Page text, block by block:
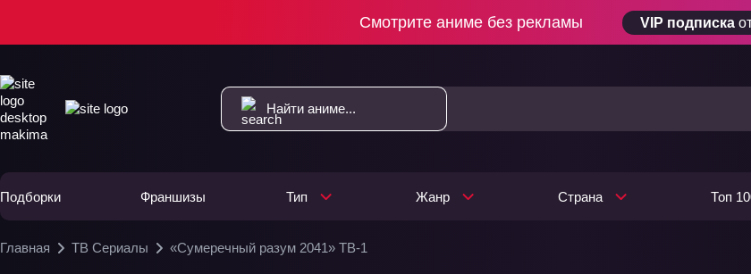
Смотрите аниме без рекламы VIP подписка
Подборки Франшизы Тип Жанр Страна Топ
Главная ТВ Сериалы «Сумеречный разум 2041» ТВ-1